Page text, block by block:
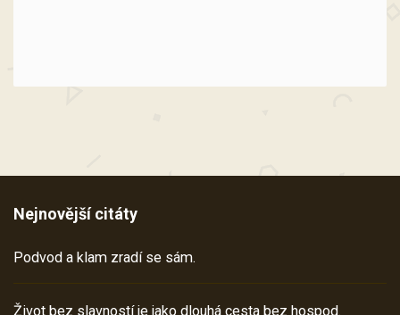
Nejnovější citáty
Podvod a klam zradí se sám.
Život bez slavností je jako dlouhá cesta bez hospod.